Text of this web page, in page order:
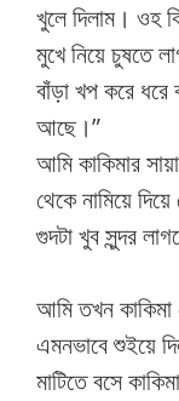
খুলে দিলাম। ওহ
মুখে নিয়ে চুষতে
বাঁড়া খপ করে
আছে।”
আমি কাকিমার
থেকে নামিয়ে
গুদটা খুব সুন্দর
আমি তখন কাকিমা
এমনভাবে শুইয়ে
মাটিতে বসে